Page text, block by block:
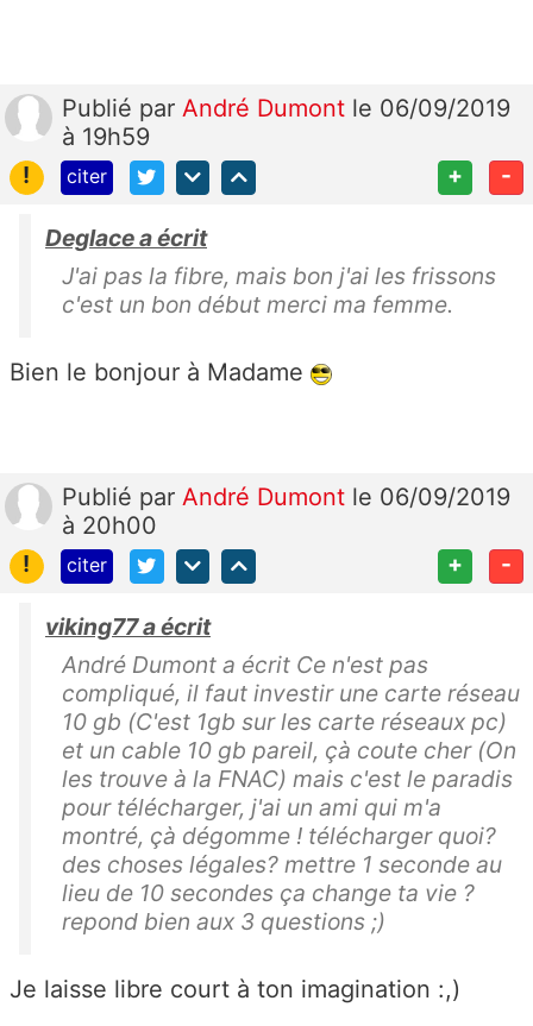
Publié par André Dumont le 06/09/2019
à 19h59
!
citer + -
Deglace a écrit
J'ai pas la fibre, mais bon j'ai les frissons
c'est un bon début merci ma femme.
Bien le bonjour à Madame
Publié par André Dumont le 06/09/2019
à 20h00
!
citer + -
viking77 a écrit
André Dumont a écrit Ce n'est pas
compliqué, il faut investir une carte réseau
10 gb (C'est 1gb sur les carte réseaux pc)
et un cable 10 gb pareil, çà coute cher (On
les trouve à la FNAC) mais c'est le paradis
pour télécharger, j'ai un ami qui m'a
montré, çà dégomme ! télécharger quoi?
des choses légales? mettre 1 seconde au
lieu de 10 secondes ça change ta vie ?
repond bien aux 3 questions ;)
Je laisse libre court à ton imagination :,)